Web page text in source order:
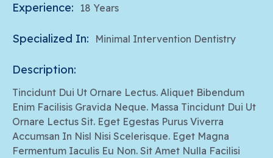
Experience: 18 Years
Specialized In: Minimal Intervention Dentistry
Description:
Tincidunt Dui Ut Ornare Lectus. Aliquet Bibendum
Enim Facilisis Gravida Neque. Massa Tincidunt Dui Ut
Ornare Lectus Sit. Eget Egestas Purus Viverra
Accumsan In Nisl Nisi Scelerisque. Eget Magna
Fermentum Iaculis Eu Non. Sit Amet Nulla Facilisi